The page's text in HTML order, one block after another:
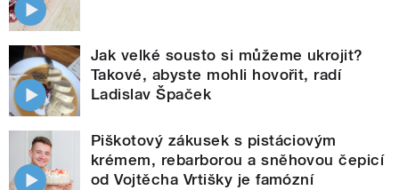
Jak velké sousto si můžeme ukrojit?
Takové, abyste mohli hovořit, radí
Ladislav Špaček
Piškotový zákusek s pistáciovým
krémem, rebarborou a sněhovou čepicí
od Vojtěcha Vrtišky je famózní